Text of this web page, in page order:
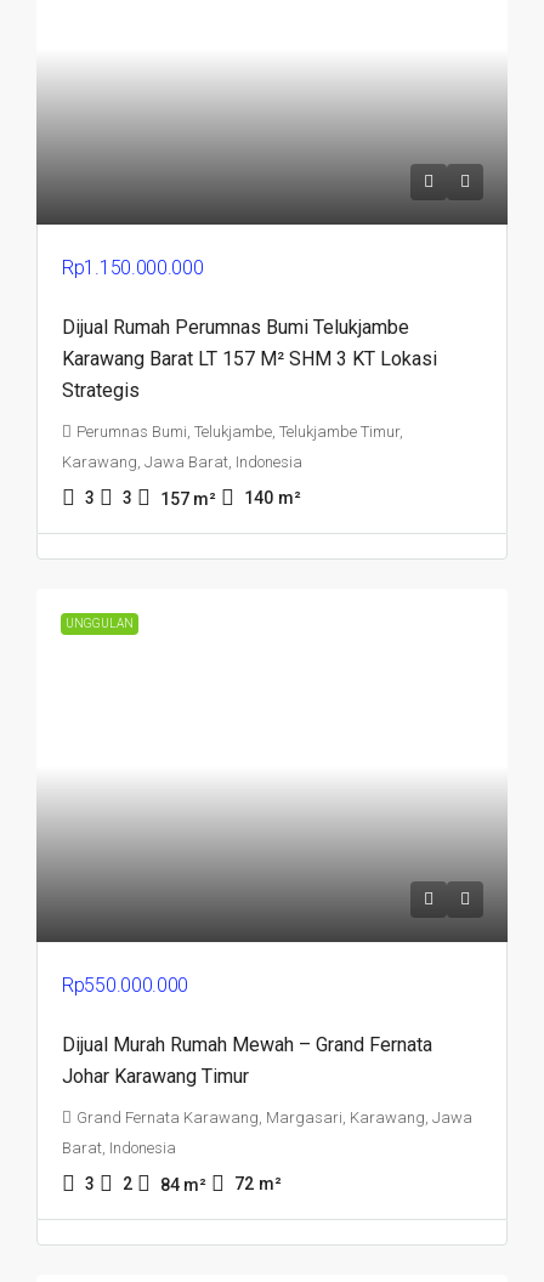
Rp1.150.000.000
Dijual Rumah Perumnas Bumi Telukjambe
Karawang Barat LT 157 M² SHM 3 KT Lokasi
Strategis
Perumnas Bumi, Telukjambe, Telukjambe Timur,
Karawang, Jawa Barat, Indonesia
3 3 157 m² 140 m²
UNGGULAN
Rp550.000.000
Dijual Murah Rumah Mewah – Grand Fernata
Johar Karawang Timur
Grand Fernata Karawang, Margasari, Karawang, Jawa
Barat, Indonesia
3 2 84 m² 72 m²